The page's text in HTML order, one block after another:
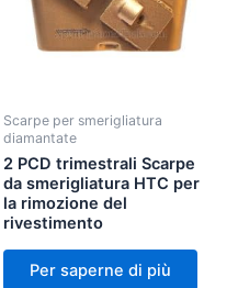
Scarpe per smerigliatura
diamantate
2 PCD trimestrali Scarpe
da smerigliatura HTC per
la rimozione del
rivestimento
Per saperne di più